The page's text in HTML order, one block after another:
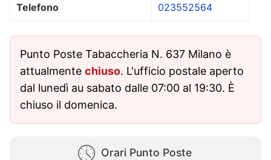
Telefono 023552564
Punto Poste Tabaccheria N. 637 Milano è
attualmente chiuso. L'ufficio postale aperto
dal lunedì au sabato dalle 07:00 al 19:30. È
chiuso il domenica.
Orari Punto Poste